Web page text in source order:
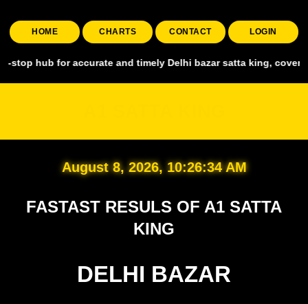
HOME CHARTS CONTACT LOGIN
accurate and timely Delhi bazar satta king, covering all
August 8, 2026, 10:26:36 AM
FASTAST RESULS OF A1 SATTA
KING
DELHI BAZAR